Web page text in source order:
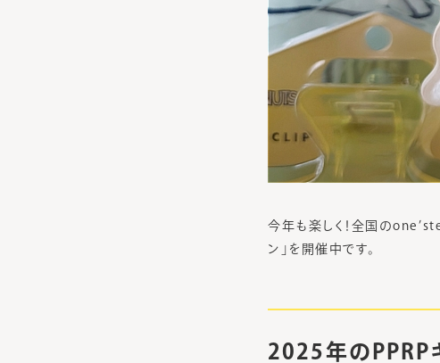
今年も楽しく！全国の
ン」を開催中です。
2025年のPPRP